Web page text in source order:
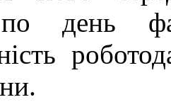
день